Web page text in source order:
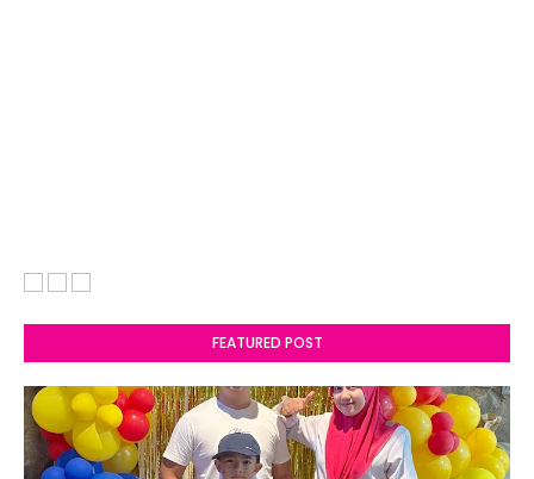
FEATURED POST